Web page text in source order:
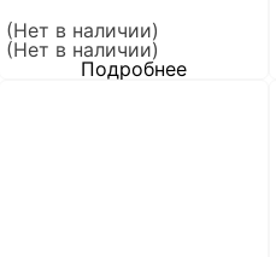
(Нет в наличии)
(Нет в наличии)
Подробнее